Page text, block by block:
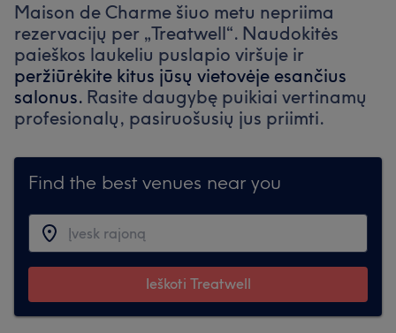
Maison de Charme šiuo metu nepriima
rezervacijų per „Treatwell“. Naudokitės
paieškos laukeliu puslapio viršuje ir
peržiūrėkite kitus jūsų vietovėje esančius
salonus. Rasite daugybę puikiai vertinamų
profesionalų, pasiruošusių jus priimti.
Find the best venues near you
Ieškoti Treatwell